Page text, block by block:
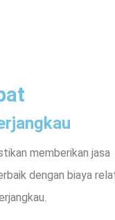
memberikan jasa
dengan biaya